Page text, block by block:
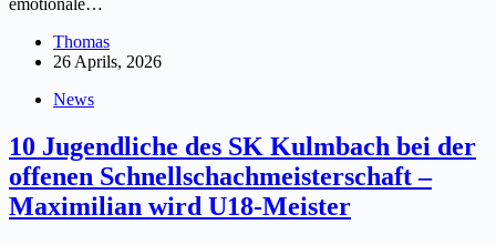
Thomas
26 Aprils, 2026
News
10 Jugendliche des SK Kulmbach bei der
offenen Schnellschachmeisterschaft –
Maximilian wird U18-Meister